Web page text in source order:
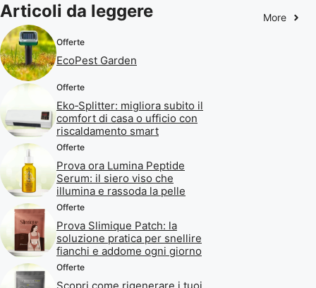
Articoli da leggere More
Offerte
EcoPest Garden
Offerte
Eko‑Splitter: migliora subito il
comfort di casa o ufficio con
riscaldamento smart
Offerte
Prova ora Lumina Peptide
Serum: il siero viso che
illumina e rassoda la pelle
Offerte
Prova Slimique Patch: la
soluzione pratica per snellire
fianchi e addome ogni giorno
Offerte